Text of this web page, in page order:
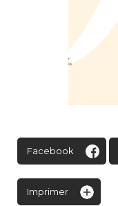
Facebook
Imprimer